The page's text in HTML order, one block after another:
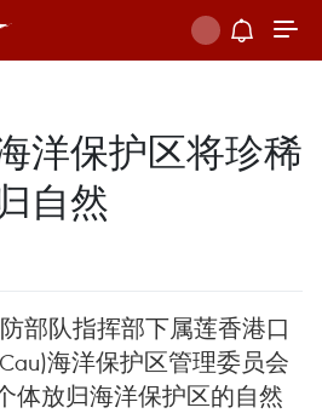
洋保护区将珍稀
自然
部队指挥部下属莲香港口
海洋保护区管理委员会
体放归海洋保护区的自然